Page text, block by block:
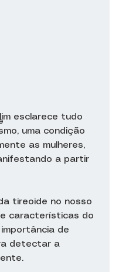
esclarece tudo
uma condição
as mulheres,
a partir
tireoide no nosso
características do
de
detectar a